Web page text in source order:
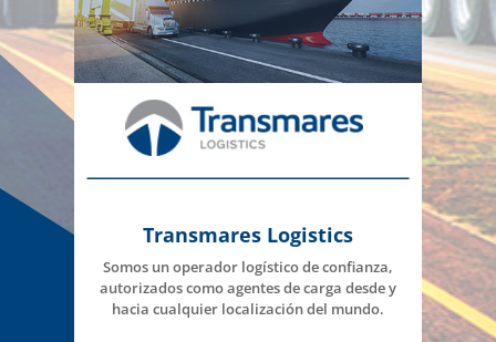
Transmares Logística Integral
Estamos a la vanguardia de los procesos de
gestión de inventarios, reducimos tiempos de
ejecución de procesos y aumentamos la